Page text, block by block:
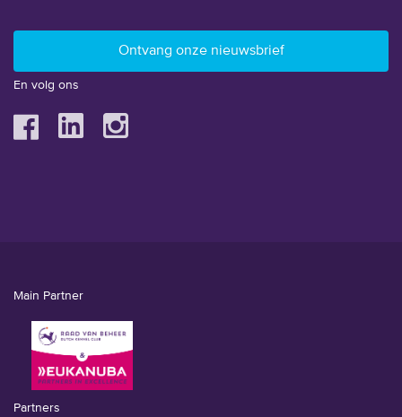
En volg ons
Main Partner
Partners